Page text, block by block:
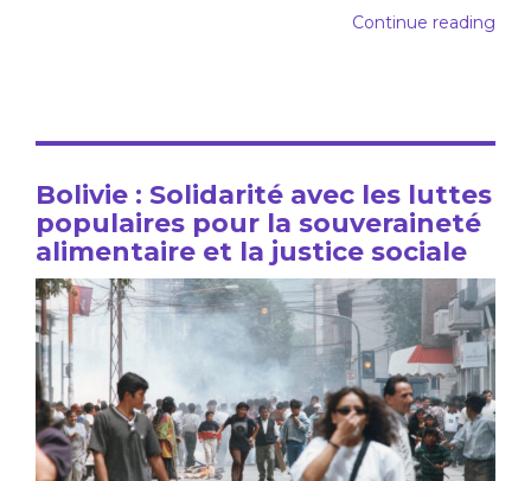
Continue reading
Bolivie : Solidarité avec les luttes
populaires pour la souveraineté
alimentaire et la justice sociale